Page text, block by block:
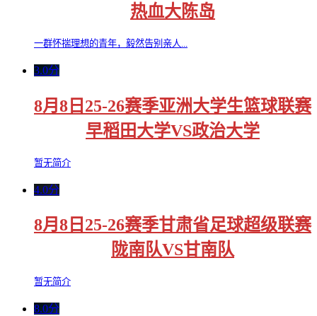
热血大陈岛
一群怀揣理想的青年，毅然告别亲人...
3.0分
8月8日25-26赛季亚洲大学生篮球联赛
早稻田大学VS政治大学
暂无简介
4.0分
8月8日25-26赛季甘肃省足球超级联赛
陇南队VS甘南队
暂无简介
8.0分